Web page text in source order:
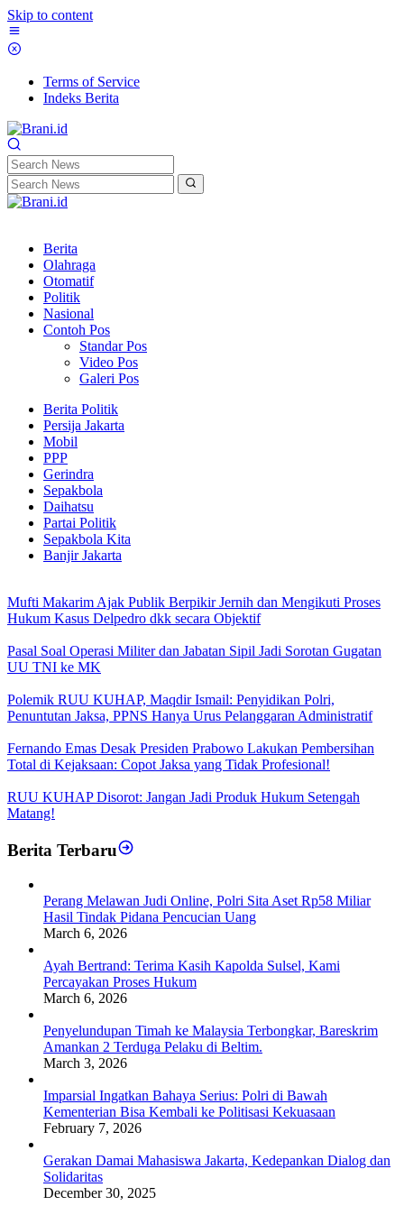
Skip to content
Terms of Service
Indeks Berita
Berita
Olahraga
Otomatif
Politik
Nasional
Contoh Pos
Standar Pos
Video Pos
Galeri Pos
Berita Politik
Persija Jakarta
Mobil
PPP
Gerindra
Sepakbola
Daihatsu
Partai Politik
Sepakbola Kita
Banjir Jakarta
Mufti Makarim Ajak Publik Berpikir Jernih dan Mengikuti Proses
Hukum Kasus Delpedro dkk secara Objektif
Pasal Soal Operasi Militer dan Jabatan Sipil Jadi Sorotan Gugatan
UU TNI ke MK
Polemik RUU KUHAP, Maqdir Ismail: Penyidikan Polri,
Penuntutan Jaksa, PPNS Hanya Urus Pelanggaran Administratif
Fernando Emas Desak Presiden Prabowo Lakukan Pembersihan
Total di Kejaksaan: Copot Jaksa yang Tidak Profesional!
RUU KUHAP Disorot: Jangan Jadi Produk Hukum Setengah
Matang!
Berita Terbaru
Perang Melawan Judi Online, Polri Sita Aset Rp58 Miliar
Hasil Tindak Pidana Pencucian Uang
March 6, 2026
Ayah Bertrand: Terima Kasih Kapolda Sulsel, Kami
Percayakan Proses Hukum
March 6, 2026
Penyelundupan Timah ke Malaysia Terbongkar, Bareskrim
Amankan 2 Terduga Pelaku di Beltim.
March 3, 2026
Imparsial Ingatkan Bahaya Serius: Polri di Bawah
Kementerian Bisa Kembali ke Politisasi Kekuasaan
February 7, 2026
Gerakan Damai Mahasiswa Jakarta, Kedepankan Dialog dan
Solidaritas
December 30, 2025